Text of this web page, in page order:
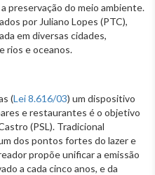
preservação do meio ambiente.
por Juliano Lopes (PTC),
em diversas cidades,
rios e oceanos.
(Lei 8.616/03) um dispositivo
e restaurantes é o objetivo
(PSL). Tradicional
dos pontos fortes do lazer e
propõe unificar a emissão
a cada cinco anos, e da